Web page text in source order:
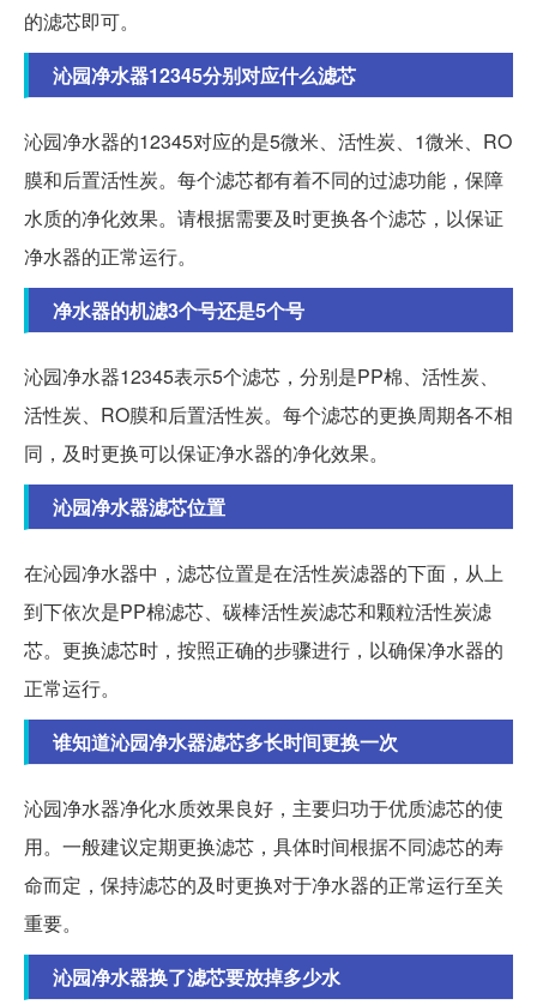
的滤芯即可。
沁园净水器12345分别对应什么滤芯
沁园净水器的12345对应的是5微米、活性炭、1微米、RO
膜和后置活性炭。每个滤芯都有着不同的过滤功能，保障
水质的净化效果。请根据需要及时更换各个滤芯，以保证
净水器的正常运行。
净水器的机滤3个号还是5个号
沁园净水器12345表示5个滤芯，分别是PP棉、活性炭、
活性炭、RO膜和后置活性炭。每个滤芯的更换周期各不相
同，及时更换可以保证净水器的净化效果。
沁园净水器滤芯位置
在沁园净水器中，滤芯位置是在活性炭滤器的下面，从上
到下依次是PP棉滤芯、碳棒活性炭滤芯和颗粒活性炭滤
芯。更换滤芯时，按照正确的步骤进行，以确保净水器的
正常运行。
谁知道沁园净水器滤芯多长时间更换一次
沁园净水器净化水质效果良好，主要归功于优质滤芯的使
用。一般建议定期更换滤芯，具体时间根据不同滤芯的寿
命而定，保持滤芯的及时更换对于净水器的正常运行至关
重要。
沁园净水器换了滤芯要放掉多少水